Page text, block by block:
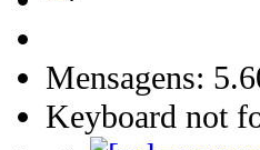
Mensagens:
Keyboard not